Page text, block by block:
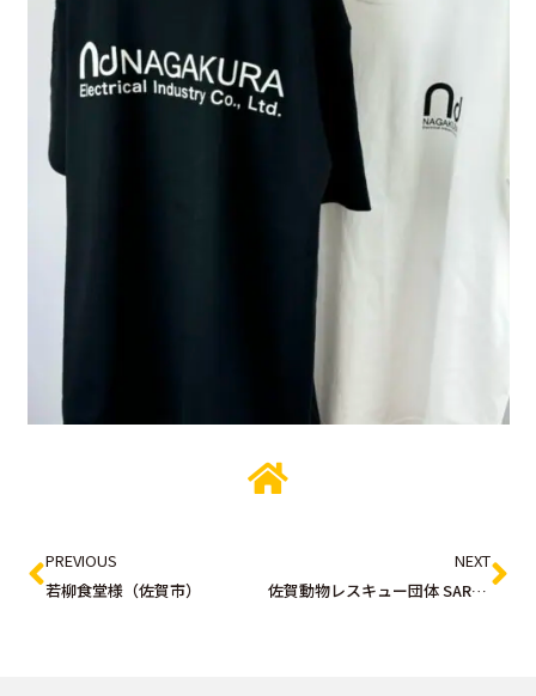
PREVIOUS
若柳食堂様（佐賀市）
NEXT
佐賀動物レスキュー団体 SART様（佐賀市）